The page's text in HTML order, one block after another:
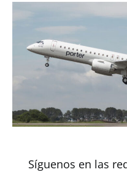
Síguenos en las